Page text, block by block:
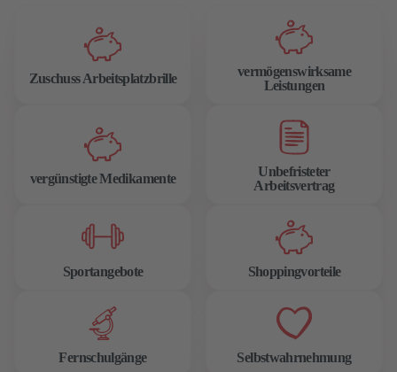
Zuschuss Arbeitsplatzbrille
vermögenswirksame
Leistungen
vergünstigte Medikamente
Unbefristeter
Arbeitsvertrag
Sportangebote Shoppingvorteile
Fernschulgänge Selbstwahrnehmung